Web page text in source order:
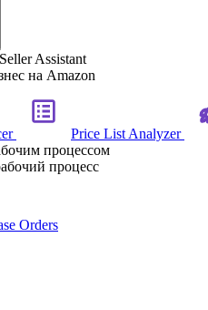
Assistant
на Amazon
Price List Analyzer
процессом
процесс
Orders